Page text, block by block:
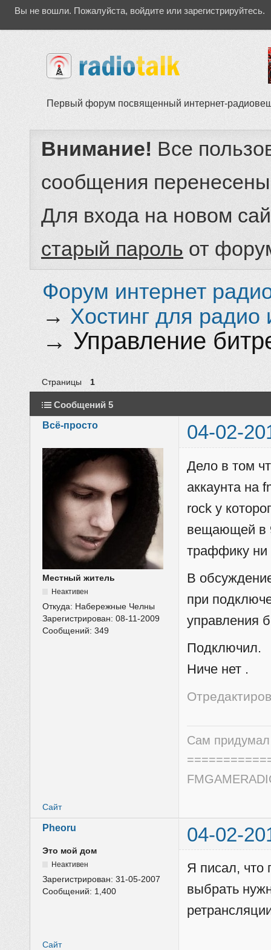
Вы не вошли. Пожалуйста, войдите или зарегистрируйтесь.
Первый форум посвященный интернет-
Внимание! Все
сообщения
Для входа на новом
старый пароль от
Форум интернет
→ Хостинг для радио
→ Управление
Страницы 1
Сообщений 5
Всё-просто
04-02-
Местный житель
Неактивен
Откуда: Набережные Челны
Зарегистрирован:08-11-2009
Сообщений:349
Дело в том
аккаунта на
rock у
вещающей в
траффику
В
при
управления
Подключил.
Ниче нет .
Сам придумал
Сайт
Pheoru 04-02-
Это мой дом
Неактивен
Зарегистрирован:31-05-2007
Сообщений: 1,400
Я писал, что
выбрать
Сайт